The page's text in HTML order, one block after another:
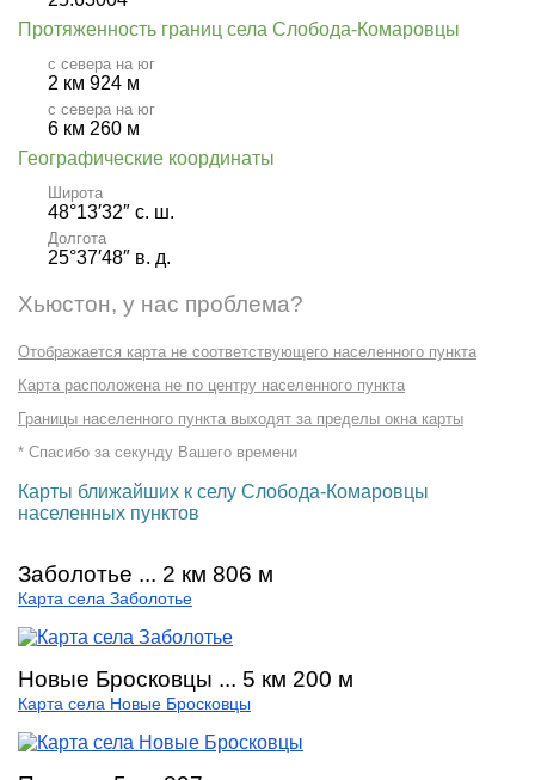
Протяженность границ села Слобода-Комаровцы
с севера на юг
2 км 924 м
с севера на юг
6 км 260 м
Географические координаты
Широта
48°13′32″ с. ш.
Долгота
25°37′48″ в. д.
Хьюстон, у нас проблема?
Отображается карта не соответствующего населенного пункта
Карта расположена не по центру населенного пункта
Границы населенного пункта выходят за пределы окна карты
* Спасибо за секунду Вашего времени
Карты ближайших к селу Слобода-Комаровцы
населенных пунктов
Заболотье ... 2 км 806 м
Карта села Заболотье
Новые Бросковцы ... 5 км 200 м
Карта села Новые Бросковцы